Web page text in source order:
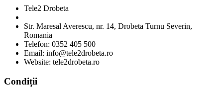
Tele2 Drobeta
Str. Maresal Averescu, nr. 14, Drobeta Turnu Severin,
Romania
Telefon: 0352 405 500
Email: info@tele2drobeta.ro
Website: tele2drobeta.ro
Condiții